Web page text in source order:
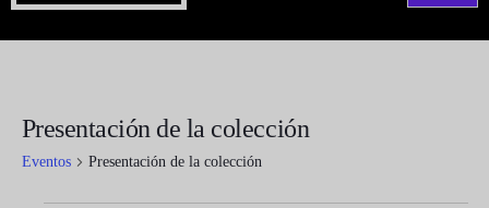
Presentación de la colección
Eventos Presentación de la colección